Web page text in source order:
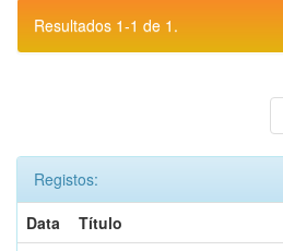
Resultados 1-1 de 1.
Registos:
Data
Título